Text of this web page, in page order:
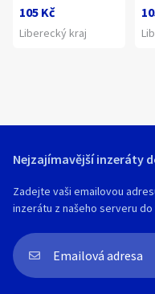
105 Kč
Liberecký kraj
Nejzajímavější inzeráty
Zadejte vaši emailovou
inzerátu z našeho serveru do